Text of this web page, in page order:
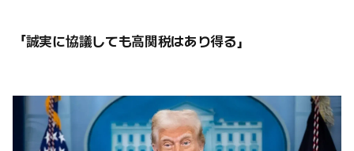
「誠実に協議しても高関税はあり得る」